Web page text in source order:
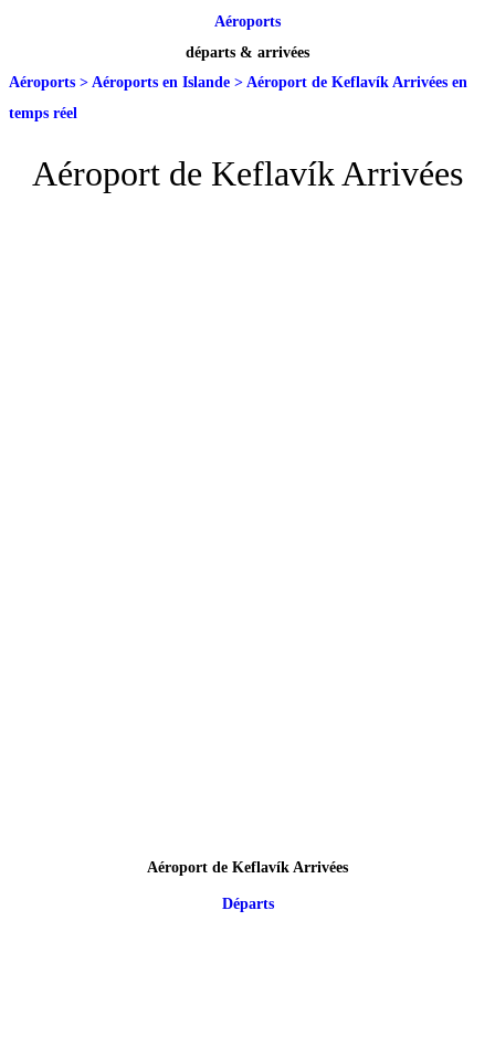
Aéroports
départs & arrivées
Aéroports > Aéroports en Islande > Aéroport de Keflavík Arrivées en
temps réel
Aéroport de Keflavík Arrivées
Aéroport de Keflavík Arrivées
Départs